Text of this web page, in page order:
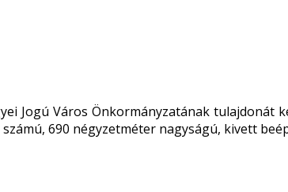
Jogú Város Önkormányzatának tulajdonát
690 négyzetméter nagyságú, kivett